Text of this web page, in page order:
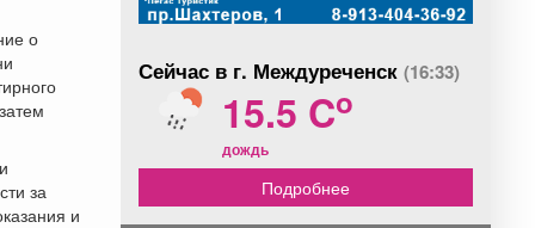
о
за
и
Сейчас в г. Междуреченск (16:33)
15.5 Co
дождь
Подробнее